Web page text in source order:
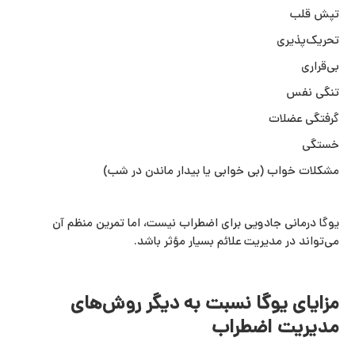
تپش قلب
تحریک‌پذیری
بی‌قراری
تنگی نفس
گرفتگی عضلات
خستگی
مشکلات خواب (بی‌ خوابی یا بیدار ماندن در شب)
یوگا درمانی جادویی برای اضطراب نیست، اما تمرین منظم آن
می‌تواند در مدیریت علائم بسیار مؤثر باشد.
مزایای یوگا نسبت به دیگر روش‌های
مدیریت اضطراب